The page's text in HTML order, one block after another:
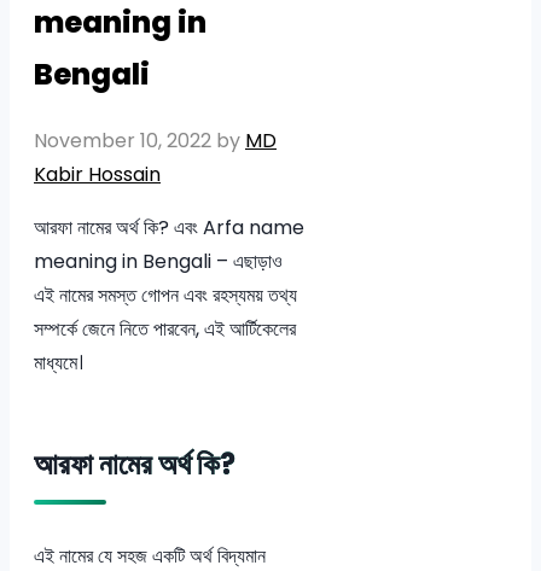
meaning in
Bengali
November 10, 2022 by MD
Kabir Hossain
আরফা নামের অর্থ কি? এবং Arfa name
meaning in Bengali – এছাড়াও
এই নামের সমস্ত গোপন এবং রহস্যময় তথ্য
সম্পর্কে জেনে নিতে পারবেন, এই আর্টিকেলের
মাধ্যমে।
আরফা নামের অর্থ কি?
এই নামের যে সহজ একটি অর্থ বিদ্যমান